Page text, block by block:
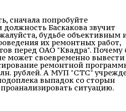
сначала попробуйте
Баскакова звучит
будьбе объективным
их ремонтных работ,
перед ОАО "Квадра". Почему
может своевременно вывести
ремонтной
рублей. А МУП "СТС"
выпадок со сторын
ситуацию.